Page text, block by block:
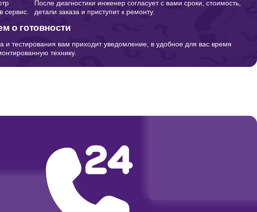
сервис.
После диагностики инженер согласует с вами сроки, стоимость,
детали заказа и приступит к ремонту.
о готовности
и тестирования вам приходит уведомление, в удобное для вас время
технику.